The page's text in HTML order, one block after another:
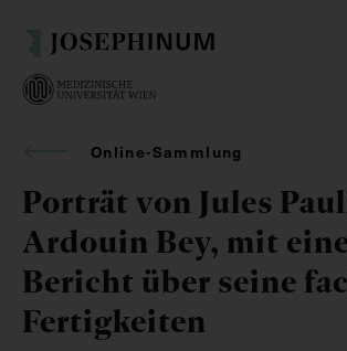
Online-Sammlung
Porträt von Jules
Ardouin Bey, mit
Bericht über seine
Fertigkeiten